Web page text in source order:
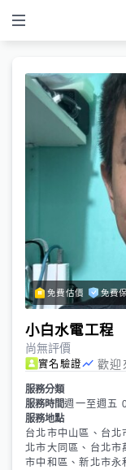
免費估價 免費
小白水電工程
尚無評價
實名驗證 歡迎
服務分類
服務時間週一至週五
服務地點
台北市中山區、台北
北市大同區、台北市
市中和區、新北市永